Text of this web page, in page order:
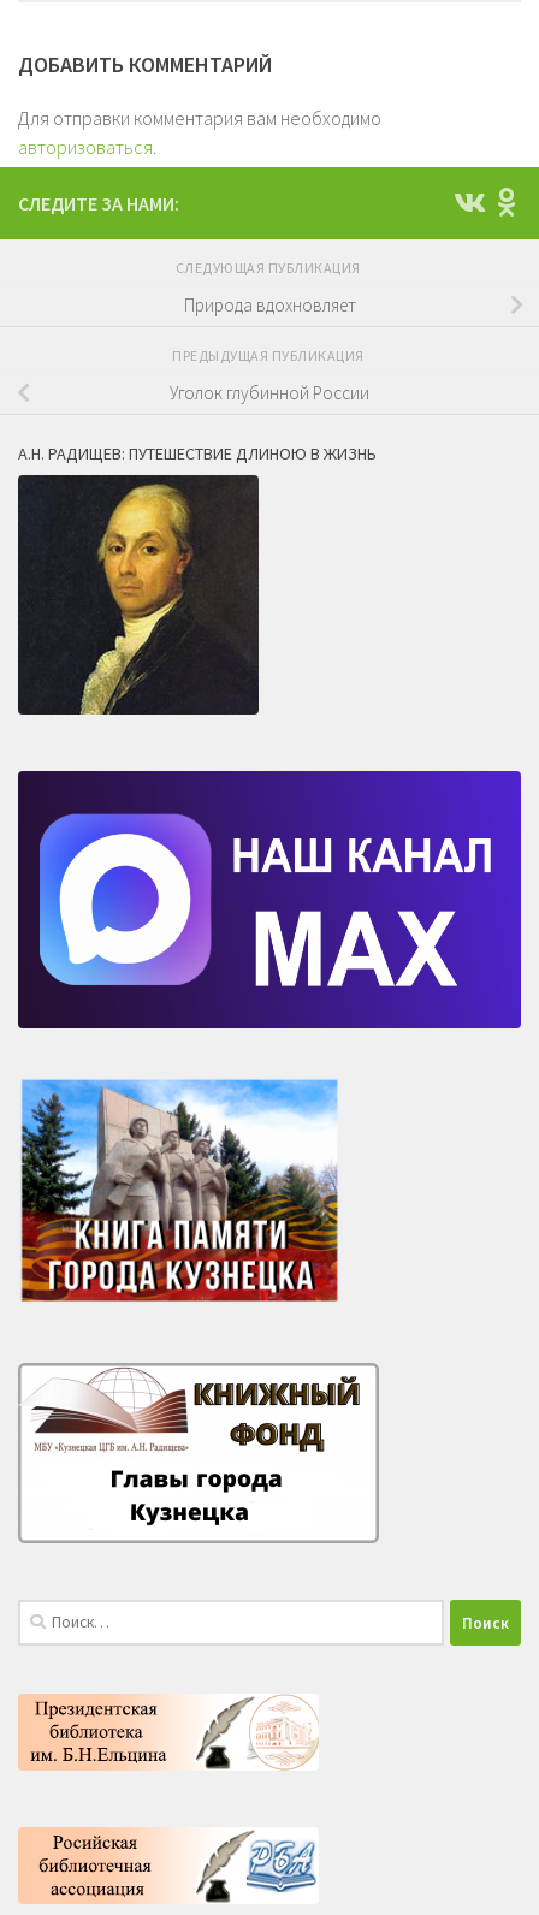
ДОБАВИТЬ КОММЕНТАРИЙ
Для отправки комментария вам необходимо
авторизоваться.
СЛЕДИТЕ ЗА НАМИ:
СЛЕДУЮЩАЯ ПУБЛИКАЦИЯ
Природа вдохновляет
ПРЕДЫДУЩАЯ ПУБЛИКАЦИЯ
Уголок глубинной России
А.Н. РАДИЩЕВ: ПУТЕШЕСТВИЕ ДЛИНОЮ В ЖИЗНЬ
Найти: